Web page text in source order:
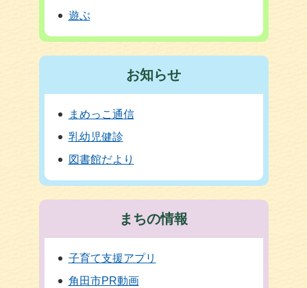
遊ぶ
お知らせ
まめっこ通信
乳幼児健診
図書館だより
まちの情報
子育て支援アプリ
角田市PR動画